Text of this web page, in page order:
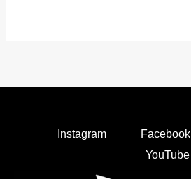
Instagram Facebook
YouTube